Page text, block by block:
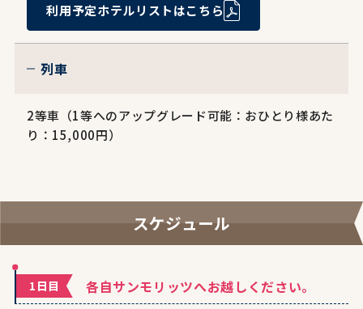
利用予定ホテルリストはこちら
列車
2等車（1等へのアップグレード可能：おひとり様あた
り：15,000円）
スケジュール
1日目 各自サンモリッツへお越しください。